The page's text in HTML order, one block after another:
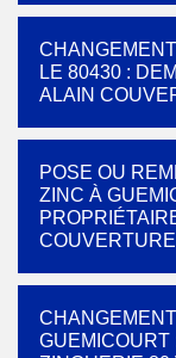
LE 80430 :
ALAIN
POSE OU
ZINC À
GUEMICOURT